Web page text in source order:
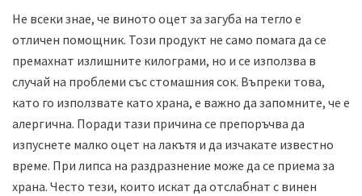
Не всеки знае, че виното оцет за загуба на тегло е
отличен помощник. Този продукт не само помага да се
премахнат излишните килограми, но и се използва в
случай на проблеми със стомашния сок. Въпреки това,
като го използвате като храна, е важно да запомните, че е
алергична. Поради тази причина се препоръчва да
изпуснете малко оцет на лакътя и да изчакате известно
време. При липса на раздразнение може да се приема за
храна. Често тези, които искат да отслабнат с винен